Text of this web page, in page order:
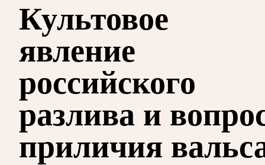
Культовое
явление
российского
разлива и
приличия